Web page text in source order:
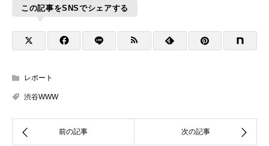
この記事をSNSでシェアする
レポート
渋谷WWW